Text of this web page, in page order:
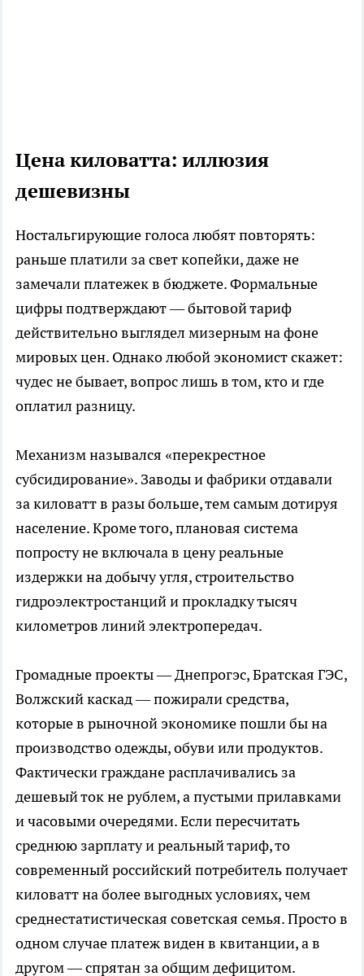
Цена киловатта: иллюзия
дешевизны
Ностальгирующие голоса любят повторять:
раньше платили за свет копейки, даже не
замечали платежек в бюджете. Формальные
цифры подтверждают — бытовой тариф
действительно выглядел мизерным на фоне
мировых цен. Однако любой экономист скажет:
чудес не бывает, вопрос лишь в том, кто и где
оплатил разницу.
Механизм назывался «перекрестное
субсидирование». Заводы и фабрики отдавали
за киловатт в разы больше, тем самым дотируя
население. Кроме того, плановая система
попросту не включала в цену реальные
издержки на добычу угля, строительство
гидроэлектростанций и прокладку тысяч
километров линий электропередач.
Громадные проекты — Днепрогэс, Братская ГЭС,
Волжский каскад — пожирали средства,
которые в рыночной экономике пошли бы на
производство одежды, обуви или продуктов.
Фактически граждане расплачивались за
дешевый ток не рублем, а пустыми прилавками
и часовыми очередями. Если пересчитать
среднюю зарплату и реальный тариф, то
современный российский потребитель получает
киловатт на более выгодных условиях, чем
среднестатистическая советская семья. Просто в
одном случае платеж виден в квитанции, а в
другом — спрятан за общим дефицитом.